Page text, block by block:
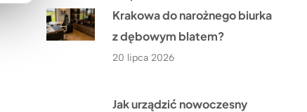
Krakowa do narożnego biurka
z dębowym blatem?
20 lipca 2026
Jak urządzić nowoczesny